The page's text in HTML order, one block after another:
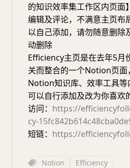
的知识效率集工作区内页面
编辑及评论，不满意主页布
以自己添加，请勿随意删除
动删除
Efficiency主页是在去年5
关而整合的一个Notion页
Notion知识库、效率工具
可以自行添加及改为你喜欢
访问： https://
cy-
短链： https://
Notion Efficiency